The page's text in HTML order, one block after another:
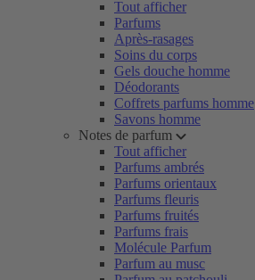
Tout afficher
Parfums
Après-rasages
Soins du corps
Gels douche homme
Déodorants
Coffrets parfums homme
Savons homme
Notes de parfum
Tout afficher
Parfums ambrés
Parfums orientaux
Parfums fleuris
Parfums fruités
Parfums frais
Molécule Parfum
Parfum au musc